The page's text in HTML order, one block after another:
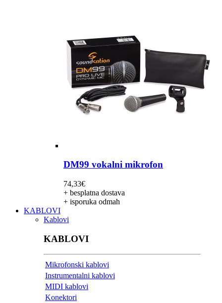
DM99 vokalni mikrofon
74,33€
+ besplatna dostava
+ isporuka odmah
KABLOVI
Kablovi
KABLOVI
Mikrofonski kablovi
Instrumentalni kablovi
MIDI kablovi
Konektori